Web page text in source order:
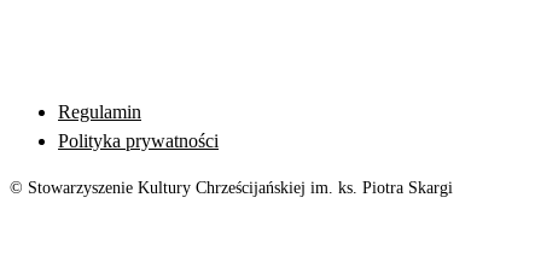
Regulamin
Polityka prywatności
© Stowarzyszenie Kultury Chrześcijańskiej im. ks. Piotra Skargi